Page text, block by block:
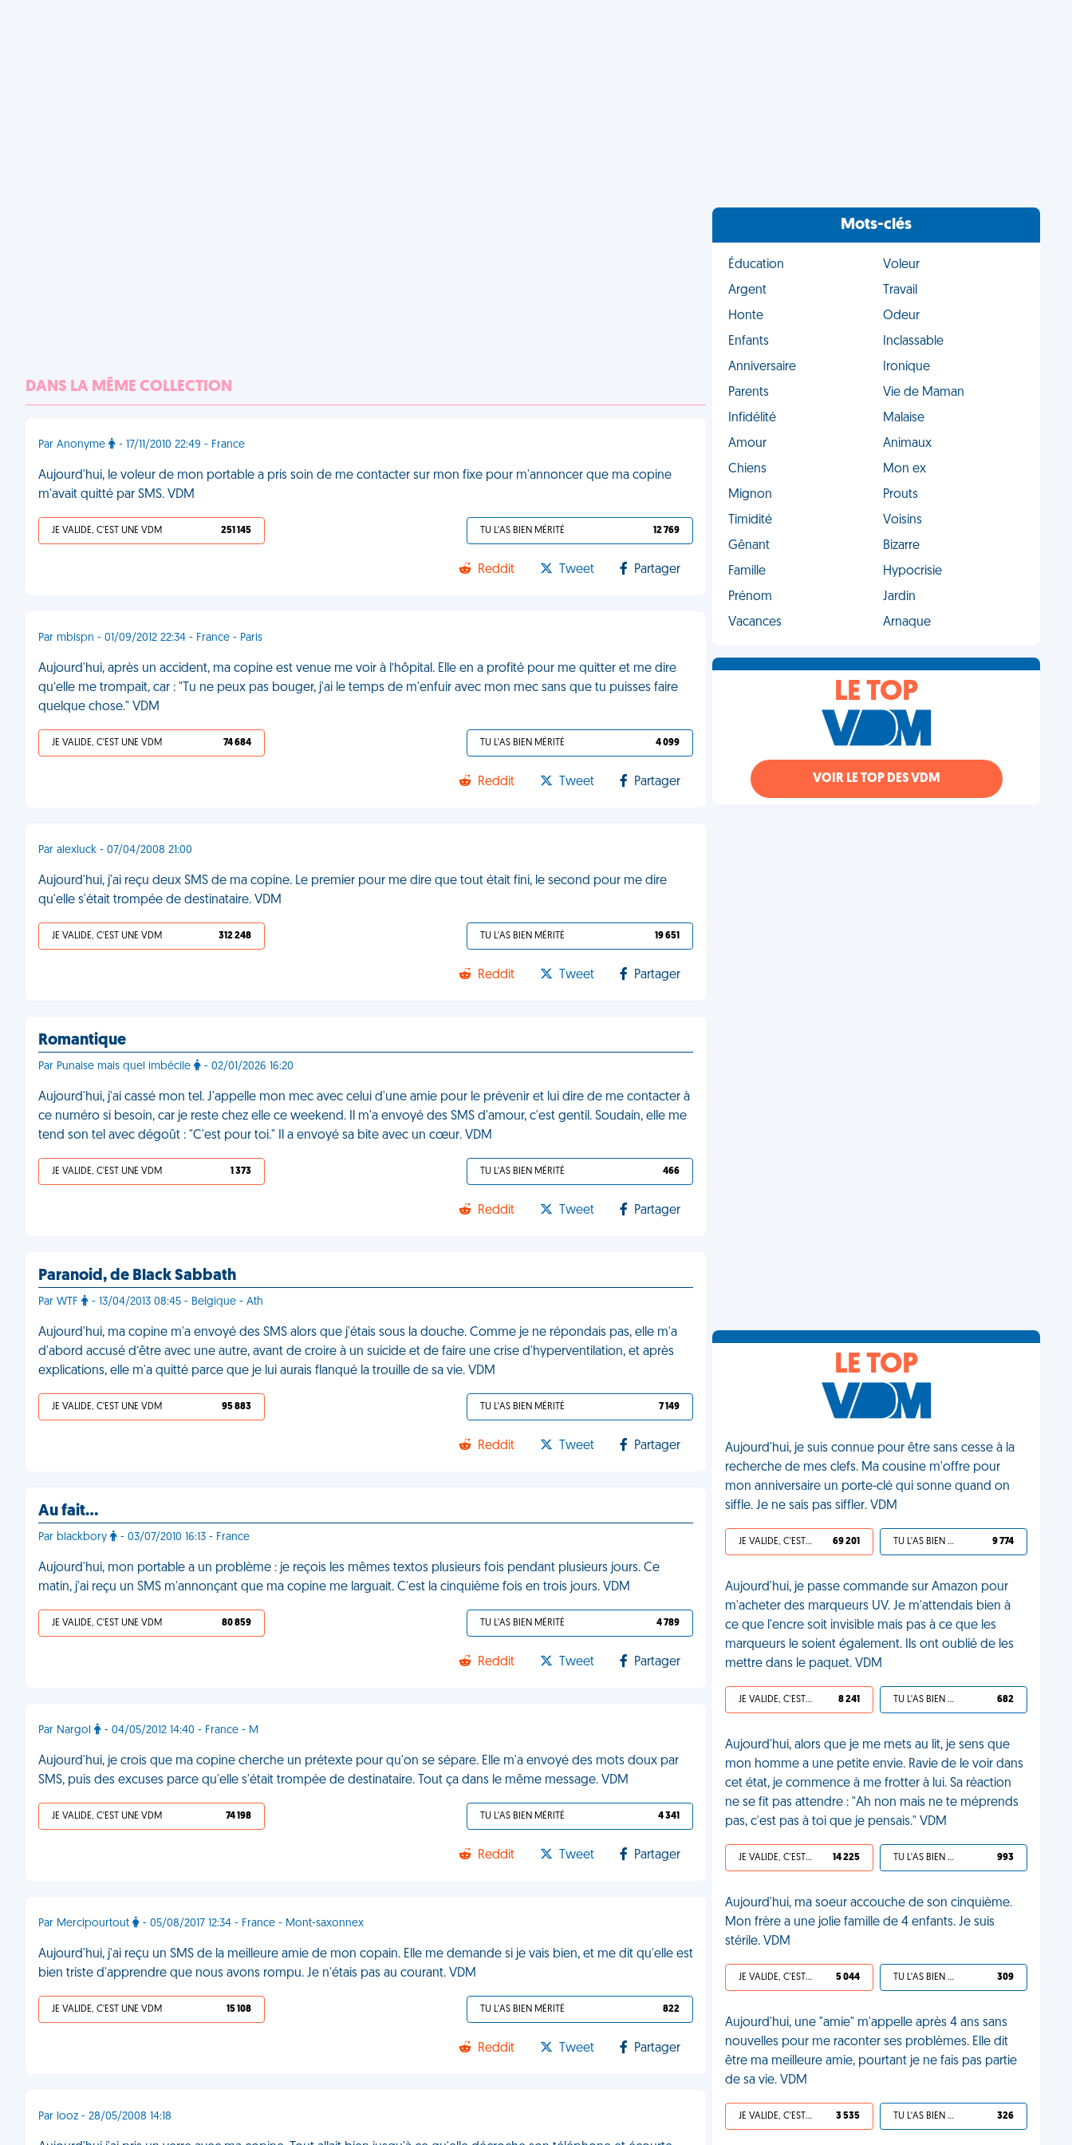
DANS LA MÊME COLLECTION
Par Anonyme - 17/11/2010 22:49 - France
Aujourd'hui, le voleur de mon portable a pris soin de me contacter sur mon fixe pour m'annoncer que ma copine
m'avait quitté par SMS. VDM
JE VALIDE, C'EST UNE VDM 251 145 TU L'AS BIEN MÉRITÉ 12 769
Reddit Tweet Partager
Par mbispn - 01/09/2012 22:34 - France - Paris
Aujourd'hui, après un accident, ma copine est venue me voir à l’hôpital. Elle en a profité pour me quitter et me dire
qu’elle me trompait, car : "Tu ne peux pas bouger, j'ai le temps de m'enfuir avec mon mec sans que tu puisses faire
quelque chose." VDM
JE VALIDE, C'EST UNE VDM 74 684 TU L'AS BIEN MÉRITÉ 4 099
Reddit Tweet Partager
Par alexluck - 07/04/2008 21:00
Aujourd'hui, j'ai reçu deux SMS de ma copine. Le premier pour me dire que tout était fini, le second pour me dire
qu'elle s'était trompée de destinataire. VDM
JE VALIDE, C'EST UNE VDM 312 248 TU L'AS BIEN MÉRITÉ 19 651
Reddit Tweet Partager
Romantique
Par Punaise mais quel imbécile - 02/01/2026 16:20
Aujourd'hui, j'ai cassé mon tel. J'appelle mon mec avec celui d'une amie pour le prévenir et lui dire de me contacter à
ce numéro si besoin, car je reste chez elle ce weekend. Il m'a envoyé des SMS d'amour, c'est gentil. Soudain, elle me
tend son tel avec dégoût : "C'est pour toi." Il a envoyé sa bite avec un cœur. VDM
JE VALIDE, C'EST UNE VDM 1 373 TU L'AS BIEN MÉRITÉ 466
Reddit Tweet Partager
Paranoid, de Black Sabbath
Par WTF - 13/04/2013 08:45 - Belgique - Ath
Aujourd'hui, ma copine m'a envoyé des SMS alors que j'étais sous la douche. Comme je ne répondais pas, elle m'a
d'abord accusé d’être avec une autre, avant de croire à un suicide et de faire une crise d'hyperventilation, et après
explications, elle m'a quitté parce que je lui aurais flanqué la trouille de sa vie. VDM
JE VALIDE, C'EST UNE VDM 95 883 TU L'AS BIEN MÉRITÉ 7 149
Reddit Tweet Partager
Au fait…
Par blackbory - 03/07/2010 16:13 - France
Aujourd'hui, mon portable a un problème : je reçois les mêmes textos plusieurs fois pendant plusieurs jours. Ce
matin, j'ai reçu un SMS m'annonçant que ma copine me larguait. C'est la cinquième fois en trois jours. VDM
JE VALIDE, C'EST UNE VDM 80 859 TU L'AS BIEN MÉRITÉ 4 789
Reddit Tweet Partager
Par Nargol - 04/05/2012 14:40 - France - M
Aujourd'hui, je crois que ma copine cherche un prétexte pour qu'on se sépare. Elle m'a envoyé des mots doux par
SMS, puis des excuses parce qu'elle s'était trompée de destinataire. Tout ça dans le même message. VDM
JE VALIDE, C'EST UNE VDM 74 198 TU L'AS BIEN MÉRITÉ 4 341
Reddit Tweet Partager
Par Mercipourtout - 05/08/2017 12:34 - France - Mont-saxonnex
Aujourd'hui, j'ai reçu un SMS de la meilleure amie de mon copain. Elle me demande si je vais bien, et me dit qu'elle est
bien triste d'apprendre que nous avons rompu. Je n'étais pas au courant. VDM
JE VALIDE, C'EST UNE VDM 15 108 TU L'AS BIEN MÉRITÉ 822
Reddit Tweet Partager
Par looz - 28/05/2008 14:18
Mots-clés
Éducation
Voleur
Argent
Travail
Honte
Odeur
Enfants
Inclassable
Anniversaire
Ironique
Parents
Vie de Maman
Infidélité
Malaise
Amour
Animaux
Chiens
Mon ex
Mignon
Prouts
Timidité
Voisins
Gênant
Bizarre
Famille
Hypocrisie
Prénom
Jardin
Vacances
Arnaque
LE TOP
VOIR LE TOP DES VDM
LE TOP
Aujourd'hui, je suis connue pour être sans cesse à la
recherche de mes clefs. Ma cousine m'offre pour
mon anniversaire un porte-clé qui sonne quand on
siffle. Je ne sais pas siffler. VDM
JE VALIDE, C'EST UNE VDM 69 201 TU L'AS BIEN MÉRITÉ 9 774
Aujourd'hui, je passe commande sur Amazon pour
m'acheter des marqueurs UV. Je m'attendais bien à
ce que l'encre soit invisible mais pas à ce que les
marqueurs le soient également. Ils ont oublié de les
mettre dans le paquet. VDM
JE VALIDE, C'EST UNE VDM 8 241 TU L'AS BIEN MÉRITÉ 682
Aujourd'hui, alors que je me mets au lit, je sens que
mon homme a une petite envie. Ravie de le voir dans
cet état, je commence à me frotter à lui. Sa réaction
ne se fit pas attendre : "Ah non mais ne te méprends
pas, c'est pas à toi que je pensais." VDM
JE VALIDE, C'EST UNE VDM 14 225 TU L'AS BIEN MÉRITÉ 993
Aujourd'hui, ma soeur accouche de son cinquième.
Mon frère a une jolie famille de 4 enfants. Je suis
stérile. VDM
JE VALIDE, C'EST UNE VDM 5 044 TU L'AS BIEN MÉRITÉ 309
Aujourd'hui, une "amie" m'appelle après 4 ans sans
nouvelles pour me raconter ses problèmes. Elle dit
être ma meilleure amie, pourtant je ne fais pas partie
de sa vie. VDM
JE VALIDE, C'EST UNE VDM 3 535 TU L'AS BIEN MÉRITÉ 326